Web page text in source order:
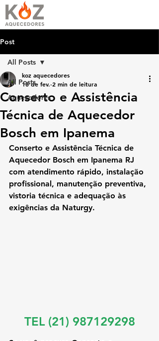
Post
All Posts
Aquecedores
All Posts
Conserto e Assistência
Técnica de Aquecedor
Bosch em Ipanema
koz aquecedores
18 de fev. 2 min de leitura
Conserto e Assistência Técnica de
Aquecedor Bosch em Ipanema RJ
com atendimento rápido, instalação
profissional, manutenção preventiva,
vistoria técnica e adequação às
exigências da Naturgy.
TEL (21) 987129298